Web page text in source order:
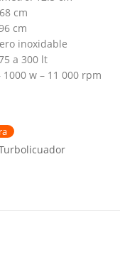
cm
cm
inoxidable
a 300 lt
1000 w – 11 000 rpm